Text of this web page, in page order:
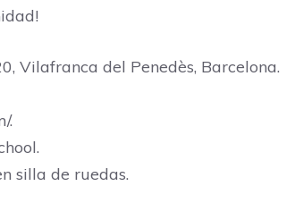
Vilafranca del Penedès, Barcelona.
.
silla de ruedas.